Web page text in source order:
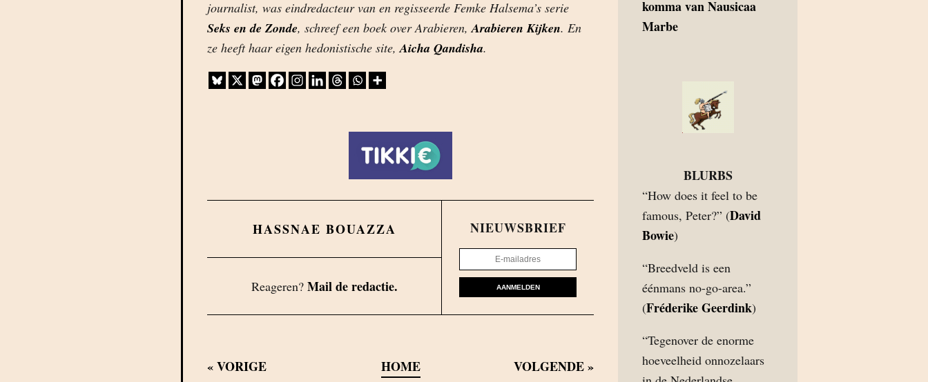
journalist, was eindredacteur van en regisseerde Femke Halsema’s serie
Seks en de Zonde, schreef een boek over Arabieren,Arabieren Kijken. En
ze heeft haar eigen hedonistische site,Aicha Qandisha.
HASSNAE BOUAZZA
Reageren? Mail de redactie.
NIEUWSBRIEF
AANMELDEN
«VORIGE HOME VOLGENDE»
komma van Nausicaa
Marbe
BLURBS
“How does it feel to be
famous, Peter?” (David
Bowie)
“Breedveld is een
éénmans no-go-area.”
(Fréderike Geerdink)
“Tegenover de enorme
hoeveelheid onnozelaars